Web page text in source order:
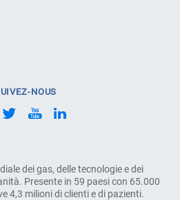
dei gas, delle tecnologie e dei
Presente in 59 paesi con 65.000
4,3 milioni di clienti e di pazienti.
NOUS